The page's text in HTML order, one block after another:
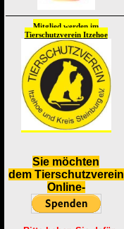
Mitglied werden im
Tierschutzverein Itzehoe
Sie möchten
dem Tierschutzverein
Online-